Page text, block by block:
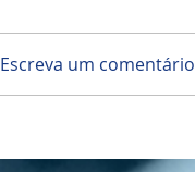
Bazar da PIBI
Escreva um comentário